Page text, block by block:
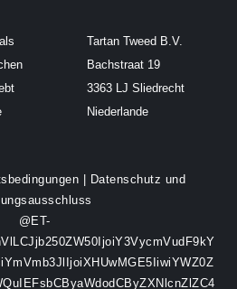
Tartan Tweed B.V.
Bachstraat 19
3363 LJ Sliedrecht
Niederlande
Datenschutz und
@ET-